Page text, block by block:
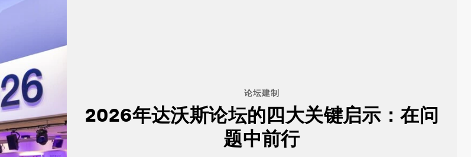
论坛建制
2026年达沃斯论坛的四大关键启示：在问
题中前行